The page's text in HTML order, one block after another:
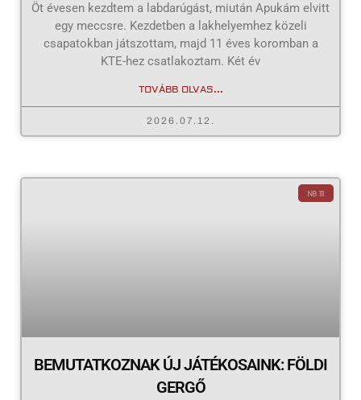
Öt évesen kezdtem a labdarúgást, miután Apukám elvitt
egy meccsre. Kezdetben a lakhelyemhez közeli
csapatokban játszottam, majd 11 éves koromban a
KTE-hez csatlakoztam. Két év
TOVÁBB OLVAS...
2026.07.12.
NB III
BEMUTATKOZNAK ÚJ JÁTÉKOSAINK: FÖLDI
GERGŐ